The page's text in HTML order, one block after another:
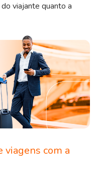
viajante quanto a
viagens com a